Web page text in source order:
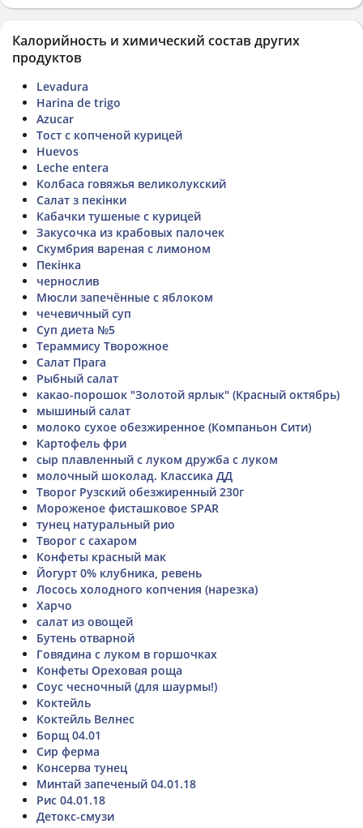
Калорийность и химический состав других
продуктов
Levadura
Harina de trigo
Azucar
Тост с копченой курицей
Huevos
Leche entera
Колбаса говяжья великолукский
Салат з пекінки
Кабачки тушеные с курицей
Закусочка из крабовых палочек
Скумбрия вареная с лимоном
Пекінка
чернослив
Мюсли запечённые с яблоком
чечевичный суп
Суп диета №5
Тераммису Творожное
Салат Прага
Рыбный салат
какао-порошок "Золотой ярлык" (Красный октябрь)
мышиный салат
молоко сухое обезжиренное (Компаньон Сити)
Картофель фри
сыр плавленный с луком дружба с луком
молочный шоколад. Классика ДД
Творог Рузский обезжиренный 230г
Мороженое фисташковое SPAR
тунец натуральный рио
Творог с сахаром
Конфеты красный мак
Йогурт 0% клубника, ревень
Лосось холодного копчения (нарезка)
Харчо
салат из овощей
Бутень отварной
Говядина с луком в горшочках
Конфеты Ореховая роща
Соус чесночный (для шаурмы!)
Коктейль
Коктейль Велнес
Борщ 04.01
Сир ферма
Консерва тунец
Минтай запеченый 04.01.18
Рис 04.01.18
Детокс-смузи